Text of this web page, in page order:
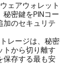
ェアウォレット
密鍵をPINコー
加のセキュリテ
レージは、秘密
トから切り離す
保存する最も安